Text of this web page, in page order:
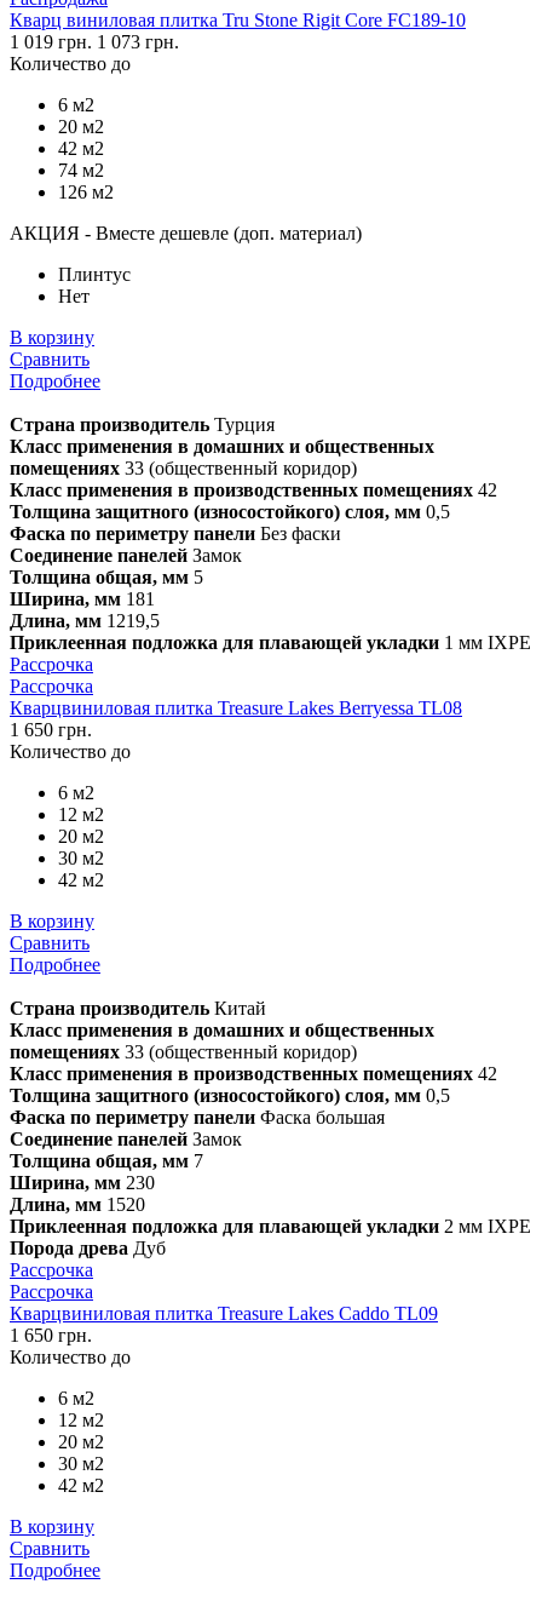
Кварц виниловая плитка Tru Stone Rigit Core FC189-10
1 019 грн. 1 073 грн.
Количество до
6 м2
20 м2
42 м2
74 м2
126 м2
АКЦИЯ - Вместе дешевле (доп. материал)
Плинтус
Нет
В корзину
Сравнить
Подробнее
Страна производитель Турция
Класс применения в домашних и общественных
помещениях 33 (общественный коридор)
Класс применения в производственных помещениях 42
Толщина защитного (износостойкого) слоя, мм 0,5
Фаска по периметру панели Без фаски
Соединение панелей Замок
Толщина общая, мм 5
Ширина, мм 181
Длина, мм 1219,5
Приклеенная подложка для плавающей укладки 1 мм IXPE
Рассрочка
Рассрочка
Кварцвиниловая плитка Treasure Lakes Berryessa TL08
1 650 грн.
Количество до
6 м2
12 м2
20 м2
30 м2
42 м2
В корзину
Сравнить
Подробнее
Страна производитель Китай
Класс применения в домашних и общественных
помещениях 33 (общественный коридор)
Класс применения в производственных помещениях 42
Толщина защитного (износостойкого) слоя, мм 0,5
Фаска по периметру панели Фаска большая
Соединение панелей Замок
Толщина общая, мм 7
Ширина, мм 230
Длина, мм 1520
Приклеенная подложка для плавающей укладки 2 мм IXPE
Порода древа Дуб
Рассрочка
Рассрочка
Кварцвиниловая плитка Treasure Lakes Caddo TL09
1 650 грн.
Количество до
6 м2
12 м2
20 м2
30 м2
42 м2
В корзину
Сравнить
Подробнее